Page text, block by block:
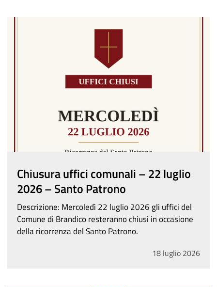
Chiusura uffici comunali – 22 luglio
2026 – Santo Patrono
Descrizione: Mercoledì 22 luglio 2026 gli uffici del
Comune di Brandico resteranno chiusi in occasione
della ricorrenza del Santo Patrono.
18 luglio 2026